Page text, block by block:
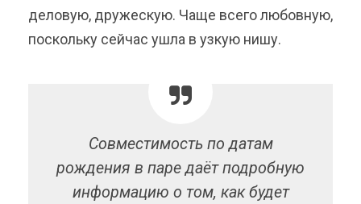
деловую, дружескую. Чаще всего любовную,
поскольку сейчас ушла в узкую нишу.
Совместимость по датам
рождения в паре даёт подробную
информацию о том, как будет